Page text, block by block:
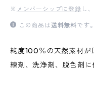
※ メンバーシップに登録 し
この商品は送料無料です。
純度100％の天然素材が
練剤、洗浄剤、脱色剤に